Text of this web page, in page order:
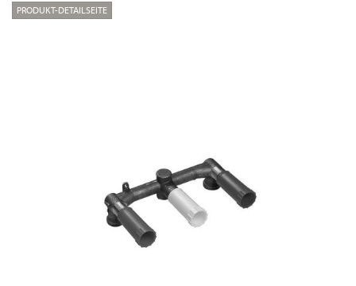
PRODUKT-DETAILSEITE